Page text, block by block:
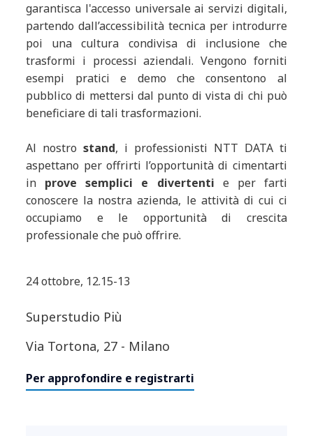
garantisca l'accesso universale ai servizi digitali,
partendo dall’accessibilità tecnica per introdurre
poi una cultura condivisa di inclusione che
trasformi i processi aziendali. Vengono forniti
esempi pratici e demo che consentono al
pubblico di mettersi dal punto di vista di chi può
beneficiare di tali trasformazioni.
Al nostrostand, i professionisti NTT DATA ti
aspettano per offrirti l’opportunità di cimentarti
in prove semplici e divertenti e per farti
conoscere la nostra azienda, le attività di cui ci
occupiamo e le opportunità di crescita
professionale che può offrire.
24 ottobre, 12.15-13
Superstudio Più
Via Tortona, 27 - Milano
Per approfondire e registrarti